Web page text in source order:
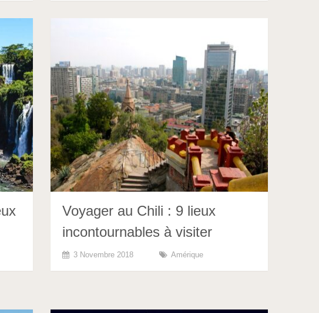
Voyager au Chili : 9 lieux
incontournables à visiter
3 Novembre 2018 Amérique